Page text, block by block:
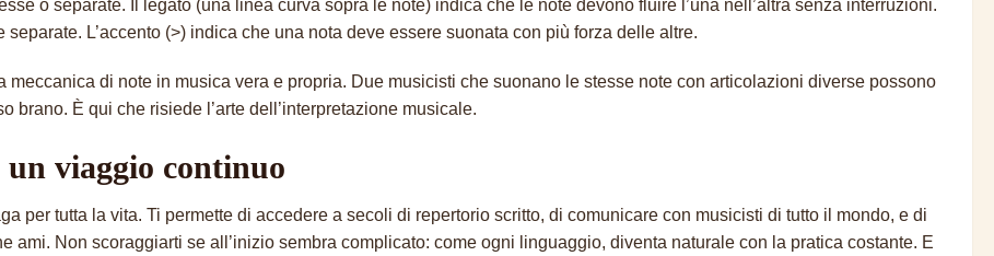
o separate. Il legato (una linea curva sopra le note) indica che le note devono fluire l’una nell’altra senza interruzioni.
L’accento (>) indica che una nota deve essere suonata con più forza delle altre.
di note in musica vera e propria. Due musicisti che suonano le stesse note con articolazioni diverse possono
È qui che risiede l’arte dell’interpretazione musicale.
viaggio continuo
per tutta la vita. Ti permette di accedere a secoli di repertorio scritto, di comunicare con musicisti di tutto il mondo, e di
ami. Non scoraggiarti se all’inizio sembra complicato: come ogni linguaggio, diventa naturale con la pratica costante. E